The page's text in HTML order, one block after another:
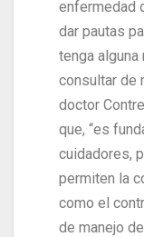
enfermedad
dar pautas
tenga
consultar de
doctor
que, “es
cuidadores,
permiten la
como el
de manejo